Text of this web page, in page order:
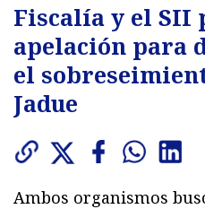
Fiscalía y el SII
apelación para
el
Jadue
Ambos organismos